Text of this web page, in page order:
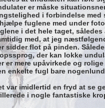
er måske
i forbindelse med
fuglene med under
i det hele taget,
med, at jeg
sidder flot på pinden.
der kan lokke
er mere upåvirkede og
enkelte fugl bare
var imidlertid en fryd at se
i nogle fantastiske